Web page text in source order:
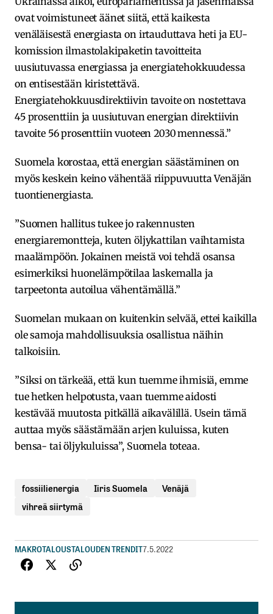
ovat voimistuneet äänet siitä, että kaikesta
venäläisestä energiasta on irtauduttava heti ja EU-
komission ilmastolakipaketin tavoitteita
uusiutuvassa energiassa ja energiatehokkuudessa
on entisestään kiristettävä.
Energiatehokkuusdirektiivin tavoite on nostettava
45 prosenttiin ja uusiutuvan energian direktiivin
tavoite 56 prosenttiin vuoteen 2030 mennessä.”
Suomela korostaa, että energian säästäminen on
myös keskein keino vähentää riippuvuutta Venäjän
tuontienergiasta.
”Suomen hallitus tukee jo rakennusten
energiaremontteja, kuten öljykattilan vaihtamista
maalämpöön. Jokainen meistä voi tehdä osansa
esimerkiksi huonelämpötilaa laskemalla ja
tarpeetonta autoilua vähentämällä.”
Suomelan mukaan on kuitenkin selvää, ettei kaikilla
ole samoja mahdollisuuksia osallistua näihin
talkoisiin.
”Siksi on tärkeää, että kun tuemme ihmisiä, emme
tue hetken helpotusta, vaan tuemme aidosti
kestävää muutosta pitkällä aikavälillä. Usein tämä
auttaa myös säästämään arjen kuluissa, kuten
bensa- tai öljykuluissa”, Suomela toteaa.
fossiilienergia Iiris Suomela
Venäjä
vihreä siirtymä
MAKROTALOUSTALOUDEN TRENDIT7.5.2022